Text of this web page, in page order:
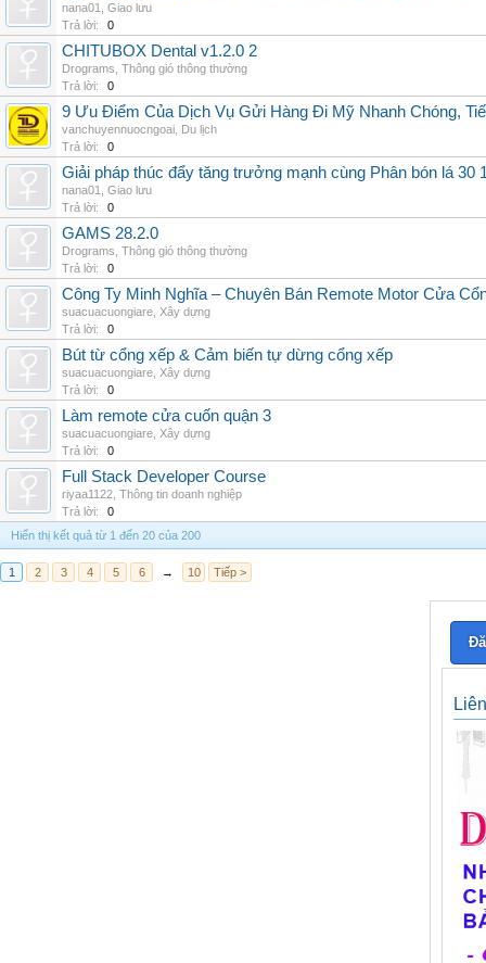
nana01
Giao lưu
Trả lời:
0
CHITUBOX Dental v1.2.0 2
Drograms Thông gió thông thường
Trả lời:
0
9 Ưu Điểm Của Dịch Vụ Gửi Hàng Đi Mỹ Nhanh Chóng,
vanchuyennuocngoai Du lịch
Trả lời:
0
Giải pháp thúc đẩy tăng trưởng mạnh cùng Phân bón lá 30
nana01
Giao lưu
Trả lời:
0
GAMS 28.2.0
Drograms Thông gió thông thường
Trả lời:
0
Công Ty Minh Nghĩa – Chuyên Bán Remote Motor Cửa
suacuacuongiare Xây dựng
Trả lời:
0
Bút từ cổng xếp & Cảm biến tự dừng cổng xếp
suacuacuongiare Xây dựng
Trả lời:
0
Làm remote cửa cuốn quận 3
suacuacuongiare Xây dựng
Trả lời:
0
Full Stack Developer Course
riyaa1122 Thông tin doanh nghiệp
Trả lời:
0
Hiển thị kết quả từ 1 đến 20 của 200
1 2 3 4 5 6 → 10 Tiếp >